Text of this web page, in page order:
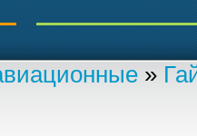
»